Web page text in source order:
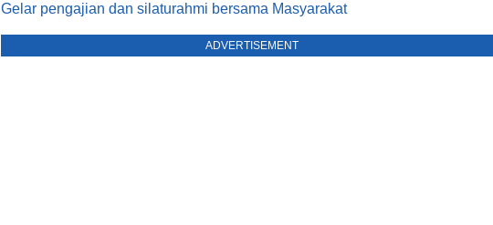
Gelar pengajian dan silaturahmi bersama Masyarakat
ADVERTISEMENT